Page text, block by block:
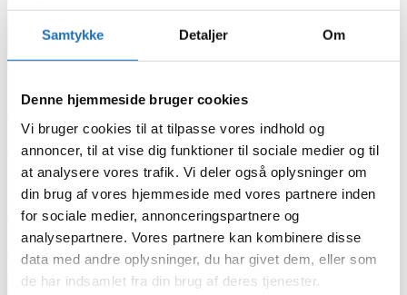
Samtykke Detaljer Om
Denne hjemmeside bruger cookies
Vi bruger cookies til at tilpasse vores indhold og
annoncer, til at vise dig funktioner til sociale medier og til
at analysere vores trafik. Vi deler også oplysninger om
din brug af vores hjemmeside med vores partnere inden
for sociale medier, annonceringspartnere og
analysepartnere. Vores partnere kan kombinere disse
data med andre oplysninger, du har givet dem, eller som
de har indsamlet fra din brug af deres tjenester.
8. november 2022
Mangler du gode gaveideer?
8. november 2022